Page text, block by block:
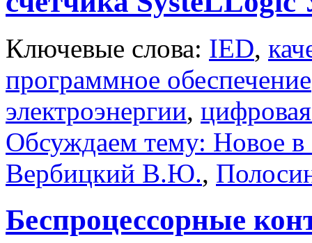
Ключевые слова: IED,
программное обеспечение
электроэнергии,
Обсуждаем тему: Новое в
Вербицкий В.Ю.,
Беспроцессорные